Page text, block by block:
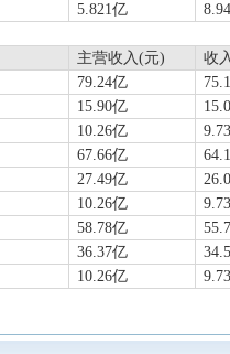
5.821亿
主营收入(元) 收
79.24亿
15.90亿
10.26亿
67.66亿
27.49亿
10.26亿
58.78亿
36.37亿
10.26亿